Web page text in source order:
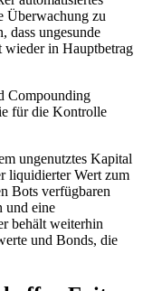
Überwachung zu
dass ungesunde
in Hauptbetrag
Compounding
für die Kontrolle
ungenutztes Kapital
liquidierter Wert zum
Bots verfügbaren
und eine
behält weiterhin
und Bonds, die